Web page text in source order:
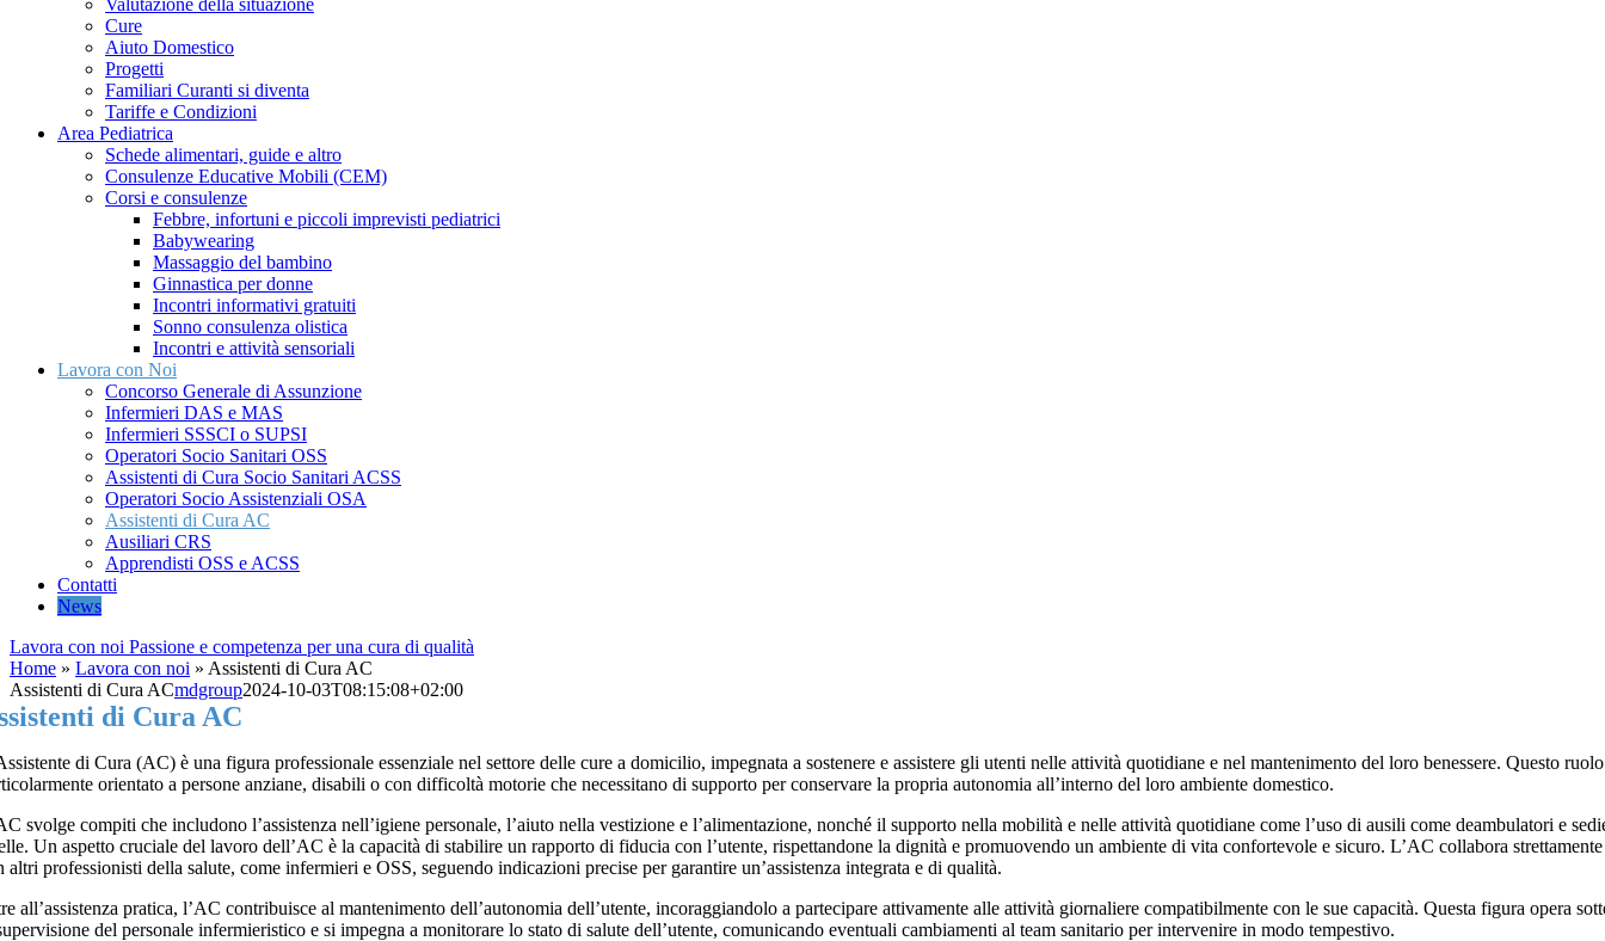
Valutazione della situazione
Cure
Aiuto Domestico
Progetti
Familiari Curanti si diventa
Tariffe e Condizioni
Area Pediatrica
Schede alimentari, guide e altro
Consulenze Educative Mobili (CEM)
Corsi e consulenze
Febbre, infortuni e piccoli imprevisti pediatrici
Babywearing
Massaggio del bambino
Ginnastica per donne
Incontri informativi gratuiti
Sonno consulenza olistica
Incontri e attività sensoriali
Lavora con Noi
Concorso Generale di Assunzione
Infermieri DAS e MAS
Infermieri SSSCI o SUPSI
Operatori Socio Sanitari OSS
Assistenti di Cura Socio Sanitari ACSS
Operatori Socio Assistenziali OSA
Assistenti di Cura AC
Ausiliari CRS
Apprendisti OSS e ACSS
Contatti
News
Lavora con noi Passione e competenza per una cura di qualità
Home » Lavora con noi » Assistenti di Cura AC
Assistenti di Cura ACmdgroup2024-10-03T08:15:08+02:00
di Cura AC
di Cura (AC) è una figura professionale essenziale nel settore delle cure a domicilio, impegnata a sostenere e assistere gli utenti nelle attività quotidiane e nel mantenimento del loro benessere. Questo
orientato a persone anziane, disabili o con difficoltà motorie che necessitano di supporto per conservare la propria autonomia all’interno del loro ambiente domestico.
svolge compiti che includono l’assistenza nell’igiene personale, l’aiuto nella vestizione e l’alimentazione, nonché il supporto nella mobilità e nelle attività quotidiane come l’uso di ausili come deambulatori e
Un aspetto cruciale del lavoro dell’AC è la capacità di stabilire un rapporto di fiducia con l’utente, rispettandone la dignità e promuovendo un ambiente di vita confortevole e sicuro. L’AC collabora strettamente
altri professionisti della salute, come infermieri e OSS, seguendo indicazioni precise per garantire un’assistenza integrata e di qualità.
all’assistenza pratica, l’AC contribuisce al mantenimento dell’autonomia dell’utente, incoraggiandolo a partecipare attivamente alle attività giornaliere compatibilmente con le sue capacità. Questa figura opera
del personale infermieristico e si impegna a monitorare lo stato di salute dell’utente, comunicando eventuali cambiamenti al team sanitario per intervenire in modo tempestivo.